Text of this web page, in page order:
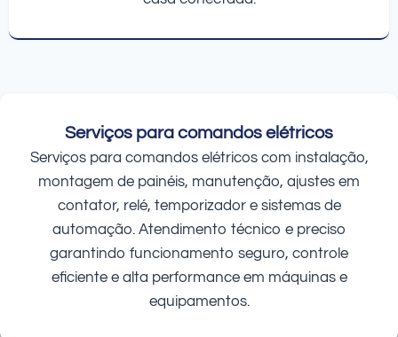
Serviços para comandos elétricos
Serviços para comandos elétricos com instalação,
montagem de painéis, manutenção, ajustes em
contator, relé, temporizador e sistemas de
automação. Atendimento técnico e preciso
garantindo funcionamento seguro, controle
eficiente e alta performance em máquinas e
equipamentos.